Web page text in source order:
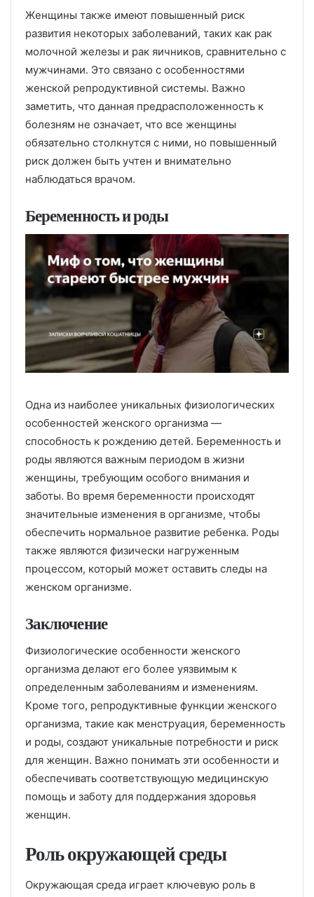
Женщины также имеют повышенный риск
развития некоторых заболеваний, таких как рак
молочной железы и рак яичников, сравнительно с
мужчинами. Это связано с особенностями
женской репродуктивной системы. Важно
заметить, что данная предрасположенность к
болезням не означает, что все женщины
обязательно столкнутся с ними, но повышенный
риск должен быть учтен и внимательно
наблюдаться врачом.
Беременность и роды
Одна из наиболее уникальных физиологических
особенностей женского организма —
способность к рождению детей. Беременность и
роды являются важным периодом в жизни
женщины, требующим особого внимания и
заботы. Во время беременности происходят
значительные изменения в организме, чтобы
обеспечить нормальное развитие ребенка. Роды
также являются физически нагруженным
процессом, который может оставить следы на
женском организме.
Заключение
Физиологические особенности женского
организма делают его более уязвимым к
определенным заболеваниям и изменениям.
Кроме того, репродуктивные функции женского
организма, такие как менструация, беременность
и роды, создают уникальные потребности и риск
для женщин. Важно понимать эти особенности и
обеспечивать соответствующую медицинскую
помощь и заботу для поддержания здоровья
женщин.
Роль окружающей среды
Окружающая среда играет ключевую роль в